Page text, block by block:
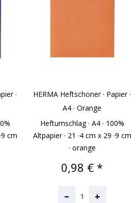
·
cm
HERMA Heftschoner · Papier ·
A4 · Orange
Heftumschlag · A4 · 100%
Altpapier · 21 ·4 cm x 29 ·9 cm
· orange
Preis
0,98 € *
– +